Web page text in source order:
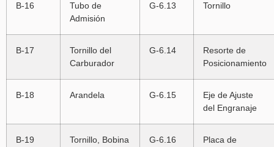
B-16
Tubo de
Admisión
G-6.13 Tornillo
B-17
Tornillo del
Carburador
G-6.14
Resorte de
Posicionamiento
B-18 Arandela G-6.15
Eje de Ajuste
del Engranaje
B-19
Tornillo, Bobina
G-6.16
Placa de